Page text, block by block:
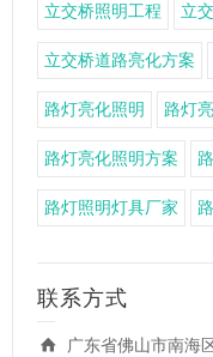
立交桥照明工程 立
立交桥道路亮化方案
路灯亮化照明 路灯
路灯亮化照明方案
路灯照明灯具厂家
联系方式
广东省佛山市南海